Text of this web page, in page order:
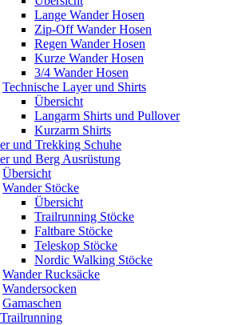
Lange Wander Hosen
Zip-Off Wander Hosen
Regen Wander Hosen
Kurze Wander Hosen
3/4 Wander Hosen
Technische Layer und Shirts
Übersicht
Langarm Shirts und Pullover
Kurzarm Shirts
und Trekking Schuhe
und Berg Ausrüstung
Übersicht
Wander Stöcke
Übersicht
Trailrunning Stöcke
Faltbare Stöcke
Teleskop Stöcke
Nordic Walking Stöcke
Wander Rucksäcke
Wandersocken
Gamaschen